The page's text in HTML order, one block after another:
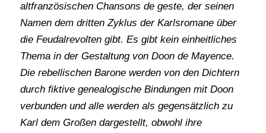
altfranzösischen Chansons de geste, der seinen
Namen dem dritten Zyklus der Karlsromane über
die Feudalrevolten gibt. Es gibt kein einheitliches
Thema in der Gestaltung von Doon de Mayence.
Die rebellischen Barone werden von den Dichtern
durch fiktive genealogische Bindungen mit Doon
verbunden und alle werden als gegensätzlich zu
Karl dem Großen dargestellt, obwohl ihre